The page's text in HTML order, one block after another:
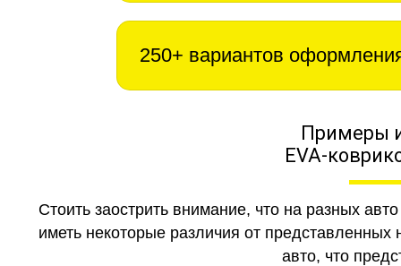
250+ вариантов
Примеры
EVA-
Стоить заострить внимание, что на разных
иметь некоторые различия от
авто, что